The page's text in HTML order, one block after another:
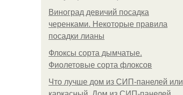
Виноград девичий посадка
черенками. Некоторые правила
посадки лианы
Флоксы сорта дымчатые.
Фиолетовые сорта флоксов
Что лучше дом из СИП-панелей или